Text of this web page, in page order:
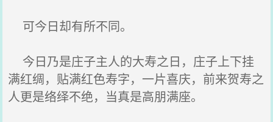
可今日却有所不同。
今日乃是庄子主人的大寿之日，庄子上下挂
满红绸，贴满红色寿字，一片喜庆，前来贺寿之
人更是络绎不绝，当真是高朋满座。